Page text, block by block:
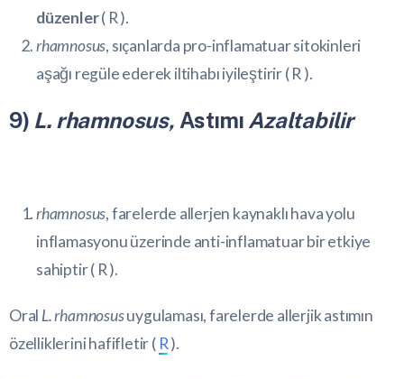
düzenler( R).
rhamnosus, sıçanlarda pro-inflamatuar sitokinleri
aşağı regüle ederek iltihabı iyileştirir (R ).
9) L. rhamnosus, Astımı Azaltabilir
rhamnosus, farelerde allerjen kaynaklı hava yolu
inflamasyonu üzerinde anti-inflamatuar bir etkiye
sahiptir ( R).
Oral L. rhamnosusuygulaması, farelerde allerjik astımın
özelliklerini hafifletir ( R).